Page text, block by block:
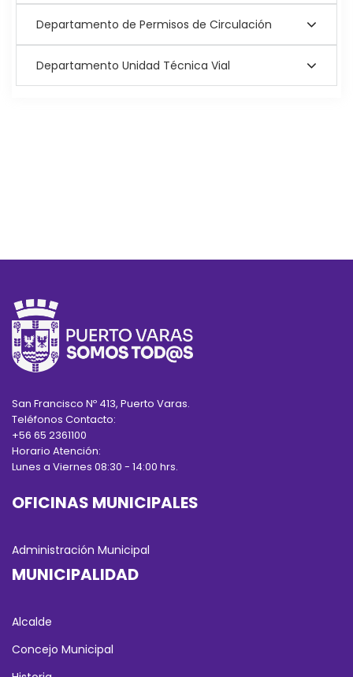
Departamento de Permisos de Circulación
Departamento Unidad Técnica Vial
San Francisco Nº 413, Puerto Varas.
Teléfonos Contacto:
+56 65 2361100
Horario Atención:
Lunes a Viernes 08:30 - 14:00 hrs.
OFICINAS MUNICIPALES
Administración Municipal
MUNICIPALIDAD
Alcalde
Concejo Municipal